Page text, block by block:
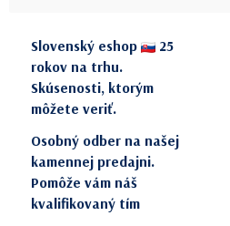
Slovenský eshop
25
rokov na trhu.
Skúsenosti, ktorým
môžete veriť.
Osobný odber na našej
kamennej predajni.
Pomôže vám náš
kvalifikovaný tím